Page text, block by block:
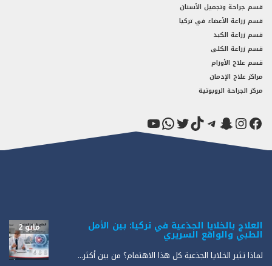
قسم جراحة وتجميل الأسنان
قسم زراعة الأعضاء في تركيا
قسم زراعة الكبد
قسم زراعة الكلى
قسم علاج الأورام
مراكز علاج الإدمان
مركز الجراحة الروبوتية
فيسبوك
إنستجرام
سناب شاتتيليجرام
تيك توكتويترواتساب
يوتيوب
العلاج بالخلايا الجذعية في تركيا: بين الأمل
الطبي والواقع السريري
مايو 2
لماذا تثير الخلايا الجذعية كل هذا الاهتمام؟ من بين أكثر...